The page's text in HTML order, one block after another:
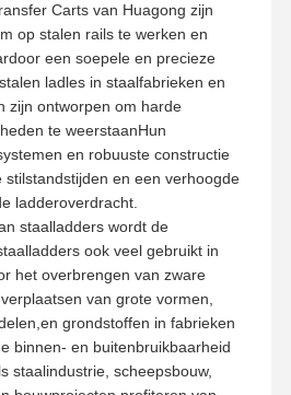
Carts van Huagong zijn
op stalen rails te werken en
een soepele en precieze
ladles in staalfabrieken en
zijn ontworpen om harde
te weerstaanHun
en robuuste constructie
stilstandstijden en een verhoogde
ladderoverdracht.
staalladders wordt de
ook veel gebruikt in
het overbrengen van zware
van grote vormen,
grondstoffen in fabrieken
binnen- en buitenbruikbaarheid
staalindustrie, scheepsbouw,